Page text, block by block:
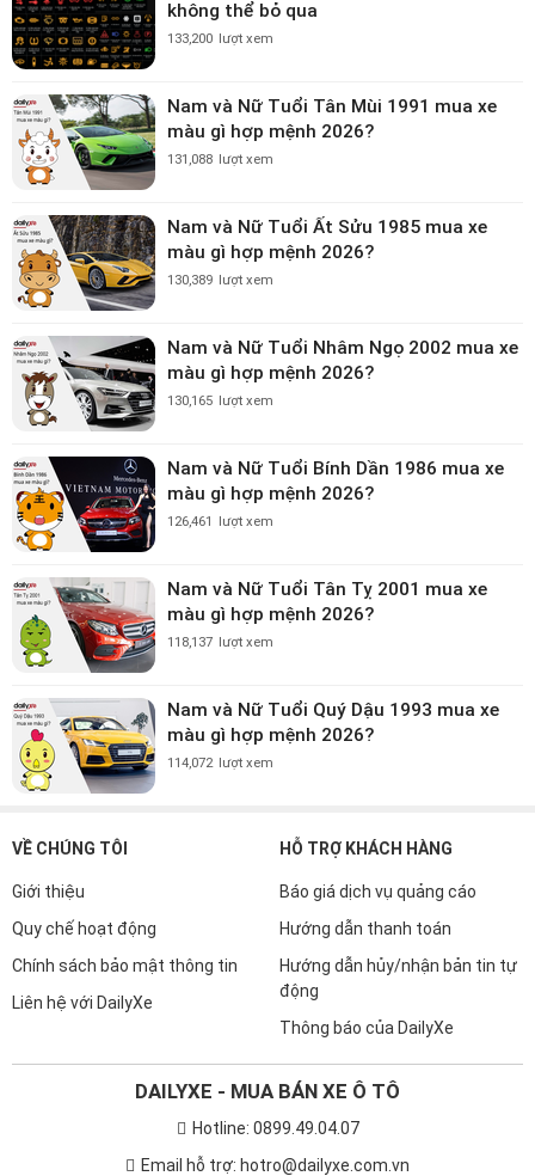
không thể bỏ qua
133,200 lượt xem
Nam và Nữ Tuổi Tân Mùi 1991 mua xe
màu gì hợp mệnh 2026?
131,088 lượt xem
Nam và Nữ Tuổi Ất Sửu 1985 mua xe
màu gì hợp mệnh 2026?
130,389 lượt xem
Nam và Nữ Tuổi Nhâm Ngọ 2002 mua xe
màu gì hợp mệnh 2026?
130,165 lượt xem
Nam và Nữ Tuổi Bính Dần 1986 mua xe
màu gì hợp mệnh 2026?
126,461 lượt xem
Nam và Nữ Tuổi Tân Tỵ 2001 mua xe
màu gì hợp mệnh 2026?
118,137 lượt xem
Nam và Nữ Tuổi Quý Dậu 1993 mua xe
màu gì hợp mệnh 2026?
114,072 lượt xem
VỀ CHÚNG TÔI
Giới thiệu
Quy chế hoạt động
Chính sách bảo mật thông tin
Liên hệ với DailyXe
HỖ TRỢ KHÁCH HÀNG
Báo giá dịch vụ quảng cáo
Hướng dẫn thanh toán
Hướng dẫn hủy/nhận bản tin tự
động
Thông báo của DailyXe
DAILYXE - MUA BÁN XE Ô TÔ
Hotline: 0899.49.04.07
Email hỗ trợ: hotro@dailyxe.com.vn